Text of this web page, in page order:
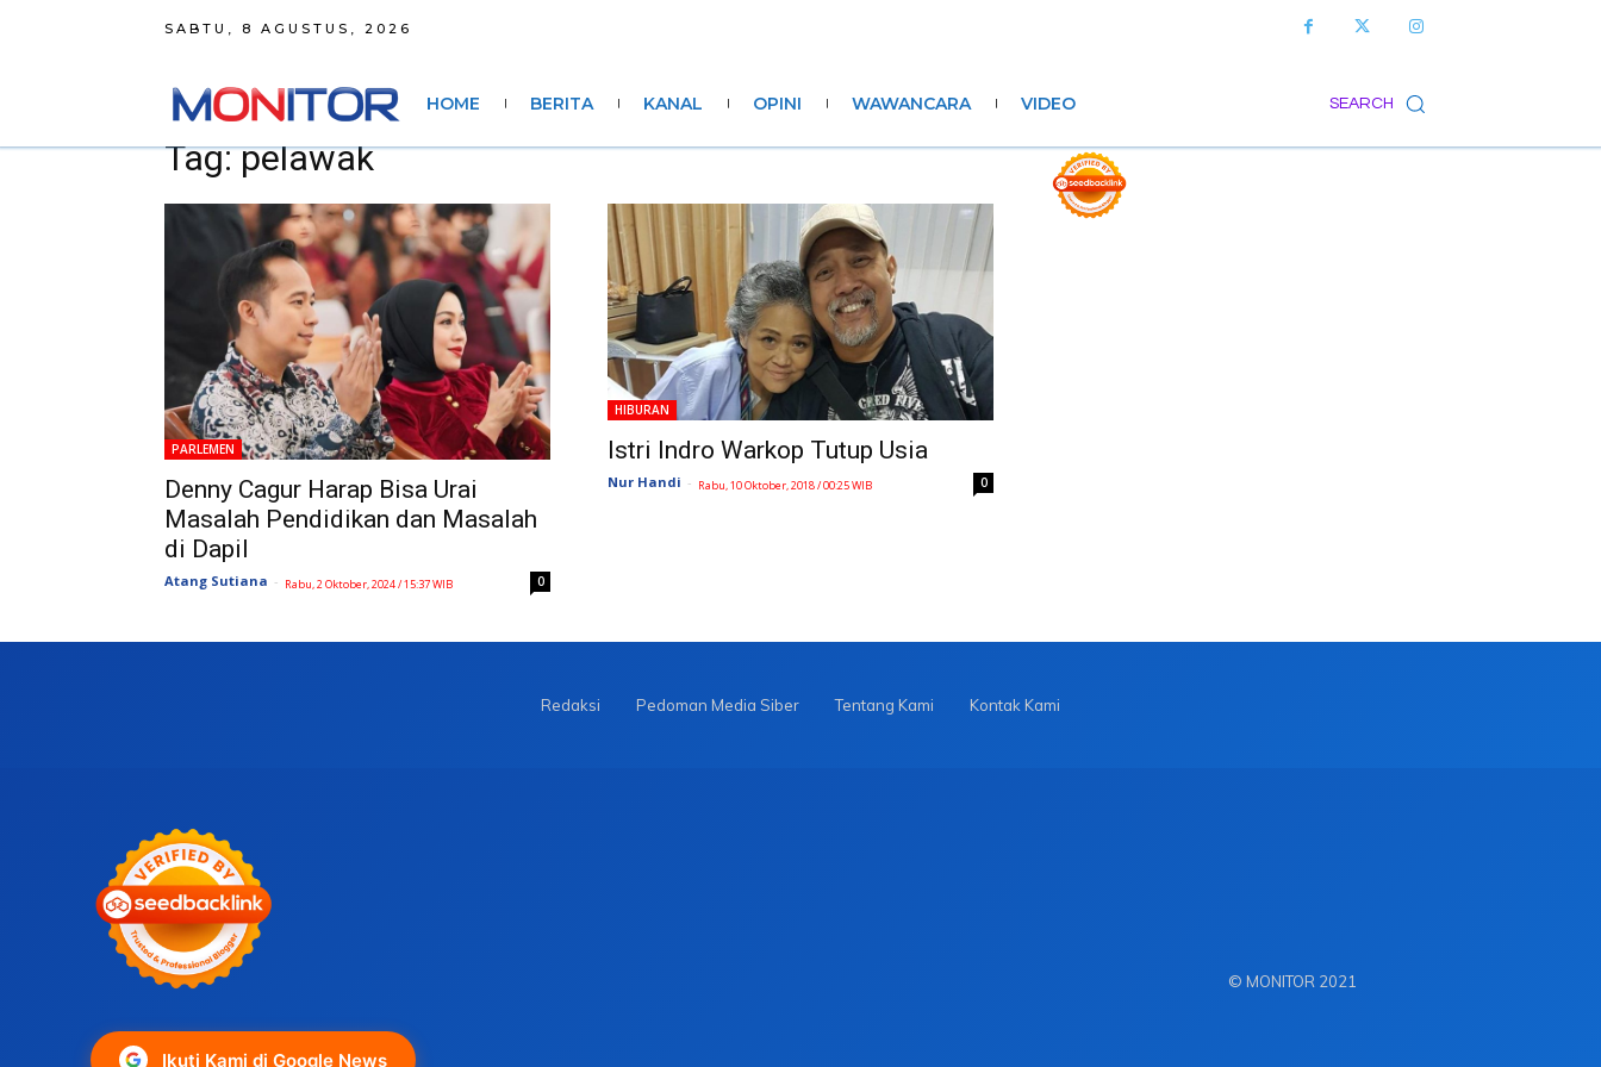
SABTU, 8 AGUSTUS, 2026
SEARCH
HOME BERITA KANAL OPINI WAWANCARA VIDEO
Tag: pelawak
PARLEMEN
Denny Cagur Harap Bisa Urai
Masalah Pendidikan dan Masalah
di Dapil
Atang Sutiana - Rabu, 2 Oktober, 2024 / 15:37 WIB 0
HIBURAN
Istri Indro Warkop Tutup Usia
Nur Handi - Rabu, 10 Oktober, 2018 / 00:25 WIB 0
Redaksi Pedoman Media Siber Tentang Kami Kontak Kami
Ikuti Kami di Google News
© MONITOR 2021